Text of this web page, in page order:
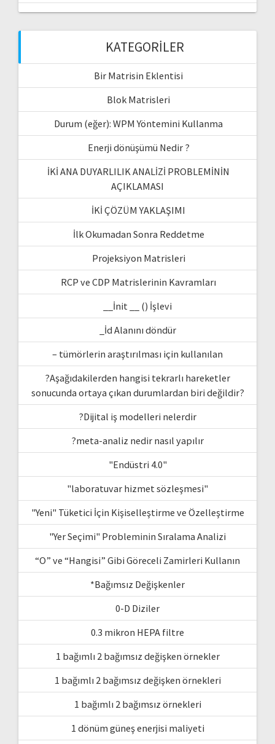
KATEGORILER
Bir Matrisin Eklentisi
Blok Matrisleri
Durum (eğer): WPM Yöntemini Kullanma
Enerji dönüşümü Nedir ?
İKİ ANA DUYARLILIK ANALİZİ PROBLEMİNİN
AÇIKLAMASI
İKİ ÇÖZÜM YAKLAŞIMI
İlk Okumadan Sonra Reddetme
Projeksiyon Matrisleri
RCP ve CDP Matrislerinin Kavramları
__İnit __ () İşlevi
_İd Alanını döndür
– tümörlerin araştırılması için kullanılan
?Aşağıdakilerden hangisi tekrarlı hareketler
sonucunda ortaya çıkan durumlardan biri değildir?
?Dijital iş modelleri nelerdir
?meta-analiz nedir nasıl yapılır
"Endüstri 4.0"
"laboratuvar hizmet sözleşmesi"
"Yeni" Tüketici İçin Kişiselleştirme ve Özelleştirme
"Yer Seçimi" Probleminin Sıralama Analizi
“O” ve “Hangisi” Gibi Göreceli Zamirleri Kullanın
*Bağımsız Değişkenler
0-D Diziler
0.3 mikron HEPA filtre
1 bağımlı 2 bağımsız değişken örnekler
1 bağımlı 2 bağımsız değişken örnekleri
1 bağımlı 2 bağımsız örnekleri
1 dönüm güneş enerjisi maliyeti